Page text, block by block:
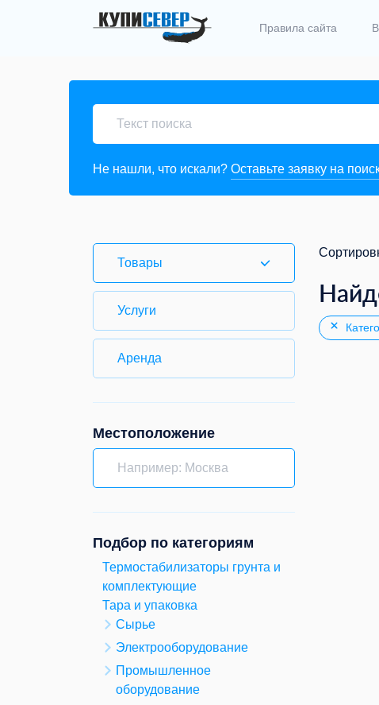
Правила сайта
Не нашли, что искали? Оставьте заявку на
Товары
Услуги
Аренда
Местоположение
Подбор по категориям
Термостабилизаторы грунта и
комплектующие
Тара и упаковка
Сырье
Электрооборудование
Промышленное
оборудование